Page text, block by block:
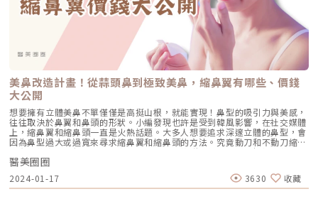
痘疤（例如咖啡色斑點）有可能隨著皮膚代謝在數個月內淡化，但若是凹陷
疤或增生疤，通常無法自行恢復，需要進一步治療。觀察3～6個月仍無改
善，建議尋求專業皮膚科諮詢。Q3：皮秒雷射和得美微針筆淡疤差在哪？
A：皮秒雷射適合處理色素型痘疤與表層凹洞，優勢在於恢復期短、能有效
打散黑色素並刺激膠原蛋白生成；得美微針筆則是針對凹陷型痘疤的微創療
法，透過高速垂直微針刺激肌膚修復，改善膚質與凹洞問題。兩者作用層次
不同，常會依膚況交錯搭配使用，以達到更全面的淡疤效果。Q4：淡疤期
間可以化妝嗎？A：若為居家保養階段，且皮膚未有破皮或紅腫，可正常上
妝，但仍建議使用溫和、無刺激的底妝產品。若進行醫美療程後，尤其如雷
射等治療，應依照醫師建議避免上妝數日，以防感染與延長修復期。Q5：
淡化痘疤要多久才會看到效果？A：時間取決於痘疤的種類與處理方式。居
家保養可能需2～3個月以上才能見到改善，而醫美療程通常1～3次就能有
初步成效，但完全改善仍需多次療程與耐心等待。穩定膚況與持續保養是關
鍵。★溫馨提醒★小編要提醒大家，醫療並非單純的商業交易，所有的療程
都伴隨著風險。因此，作為消費者應該謹慎選擇合適的醫療方案，以確保安
全與健康。
速減重造成，還以為是自己隨著年紀老化的正常現象，「其實這些求診者如
果能在第一時間就施打童妍針，幫助重建皮膚體積，表皮恢復彈性，效果會
更明顯。」因此黃醫師特別提醒有減重規劃的朋友。可以多關注自己臉部變
化，如果有疑慮可以即早諮詢專業的醫師，在童妍針幫助下，讓自己維持在
最好的狀態！（圖／越L’EXCELLENCE醫療美學—黃幼鳴醫師 提供）越
L’EXCELLENCE醫療美學預約地址：台北市中山區南京東路二段41巷8號
醫美預約專線：02-2571-1881LINE諮詢：
https://line.me/R/ti/p/%40458gkbiuFB：越L’EXCELLENCE醫療美學
IG：越L’excellence｜越診所
上來具體問題。即便是那些被公認為保養得宜的美魔女明星，也會遇到類似
的情況！「EMFACE菲斯波」的亮點在於它專注於臉部上升肌群的訓練與強
化。隨著年齡增長或接受其他療程，這些肌群可能自然萎縮或失去功能，導
致臉部表情的表現不如從前。EMFACE能夠有效恢復這些肌群的正常運作，
讓它們重現年輕時的靈活性。以下圖中的1、2、3、4位置所示，正是
EMFACE專注強化的臉部肌群。臉部上升肌群分布位置圖 / 圖片來源 BTL 台
灣比特樂這一效果在實際接受療程的顧客身上得到了充分驗證。自從杰膚美
診所引進EMFACE菲斯波療程以來，每位顧客在完成療程後，嘗試做一些臉
部表情時，幾乎都會驚呼「太神奇了！」這種「立即有感」的效果，是其他
非侵入式療程難以達到的。就像我們之前提到的，完成一次20分鐘的
EMFACE療程後，顧客會立刻感覺到臉部表情變得更自然，肌肉活動更多。
經過原廠建議的4到6次療程後，除了表情感受上的明顯變化外，顧客還會發
現雙眼皮變寬、蘋果肌更飽滿，甚至額頭及臉部皺紋也有所改善。《點擊看
完整文章介紹》
美鼻改造計畫！從蒜頭鼻到極致美鼻，縮鼻翼有哪些、價錢
大公開
想要擁有立體美鼻不單僅僅是高挺山根，就能實現！鼻型的吸引力與美感，
往往取決於鼻翼和鼻頭的形狀。小編發現也許是受到韓風影響，在社交媒體
上，縮鼻翼和縮鼻頭一直是火熱話題。大多人想要追求深邃立體的鼻型，會
因為鼻型過大或過寬來尋求縮鼻翼和縮鼻頭的方法。究竟動刀和不動刀縮鼻
翼有哪些方式？價格又是多少呢？以及適合族群？就讓小編來解析這些疑
問。關於縮鼻翼，適合哪些族群？現代人越來越多尋求更精緻小巧的鼻翼，
期盼利用縮鼻翼手術來實現理想中的鼻型。縮鼻翼手術主要適合的族群，包
括鼻翼太寬、鼻翼太厚、下垂和鼻翼後縮等。一般來說，醫師會綜合考量到
整體鼻型，而不是僅專注於處理鼻翼問題。•鼻翼太寬：自臉部正面整體
醫美圈圈
2024-01-17 3630 收藏